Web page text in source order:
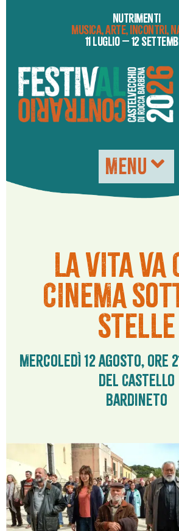
NUTRIMENTI
MUSICA, ARTE, INCONTRI,
11 LUGLIO – 12
MENU
LA VITA VA
CINEMA
STELLE
Mercoledì 12 agosto, ore
del Castello
Bardineto